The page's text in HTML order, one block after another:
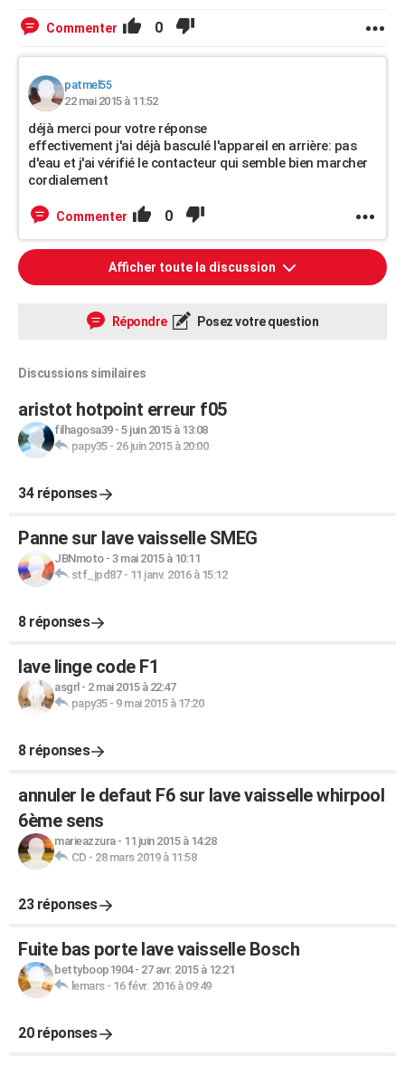
Commenter 0
patmel55
22 mai 2015 à 11:52
déjà merci pour votre réponse
effectivement j'ai déjà basculé l'appareil en arrière: pas
d'eau et j'ai vérifié le contacteur qui semble bien marcher
cordialement
Commenter 0
Afficher toute la discussion
Répondre Posez votre question
Discussions similaires
aristot hotpoint erreur f05
filhagosa39- 5 juin 2015 à 13:08
papy35- 26 juin 2015 à 20:00
34 réponses
Panne sur lave vaisselle SMEG
JBNmoto- 3 mai 2015 à 10:11
stf_jpd87- 11 janv. 2016 à 15:12
8 réponses
lave linge code F1
asgrl - 2 mai 2015 à 22:47
papy35- 9 mai 2015 à 17:20
8 réponses
annuler le defaut F6 sur lave vaisselle whirpool
6ème sens
marieazzura- 11 juin 2015 à 14:28
CD - 28 mars 2019 à 11:58
23 réponses
Fuite bas porte lave vaisselle Bosch
bettyboop1904- 27 avr. 2015 à 12:21
lemars- 16 févr. 2016 à 09:49
20 réponses